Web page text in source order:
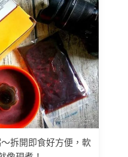
拆開即食好方便，軟